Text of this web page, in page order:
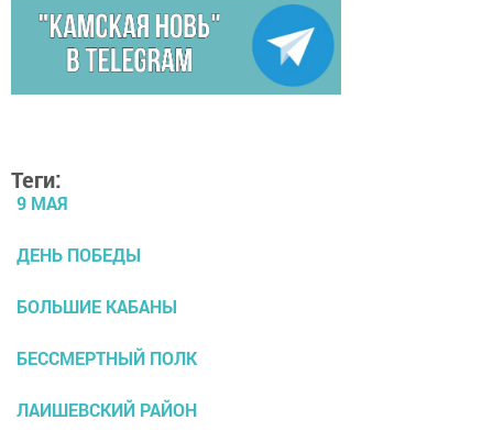
Теги:
9 МАЯ
ДЕНЬ ПОБЕДЫ
БОЛЬШИЕ КАБАНЫ
БЕССМЕРТНЫЙ ПОЛК
ЛАИШЕВСКИЙ РАЙОН